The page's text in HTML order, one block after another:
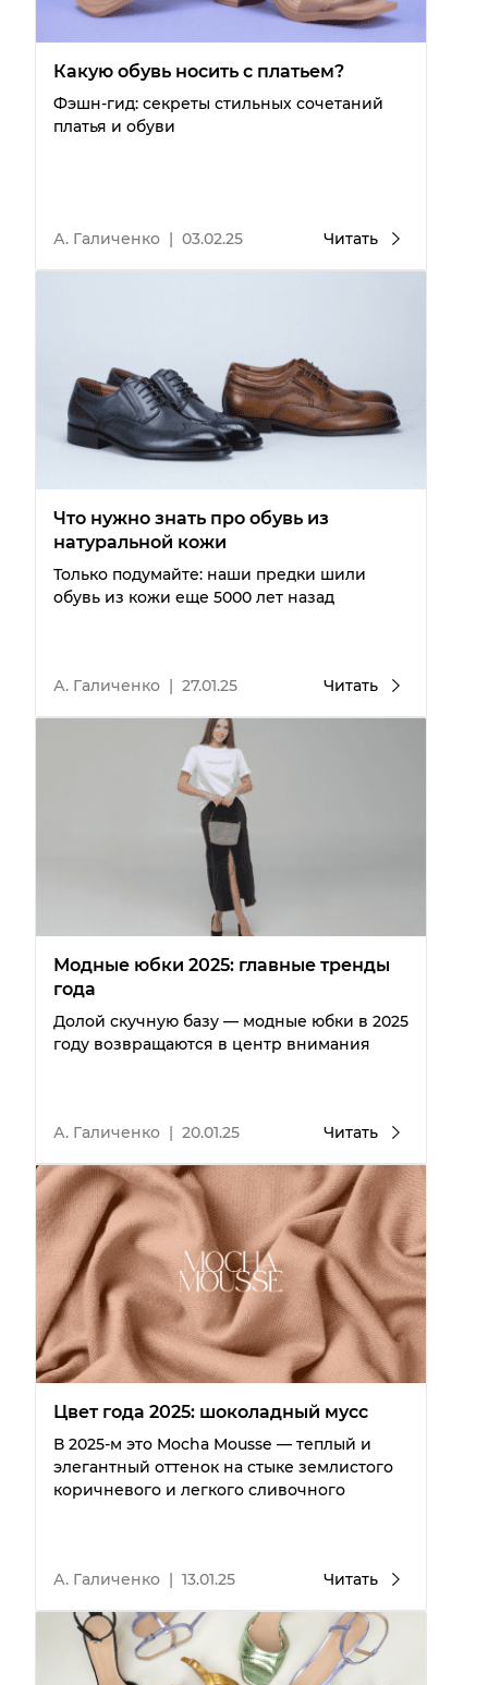
Какую обувь носить с платьем?
Фэшн-гид: секреты стильных сочетаний
платья и обуви
А. Галиченко | 03.02.25 Читать
Что нужно знать про обувь из
натуральной кожи
Только подумайте: наши предки шили
обувь из кожи еще 5000 лет назад
А. Галиченко | 27.01.25 Читать
Модные юбки 2025: главные тренды
года
Долой скучную базу — модные юбки в 2025
году возвращаются в центр внимания
А. Галиченко | 20.01.25 Читать
Цвет года 2025: шоколадный мусс
В 2025-м это Mocha Mousse — теплый и
элегантный оттенок на стыке землистого
коричневого и легкого сливочного
А. Галиченко | 13.01.25 Читать